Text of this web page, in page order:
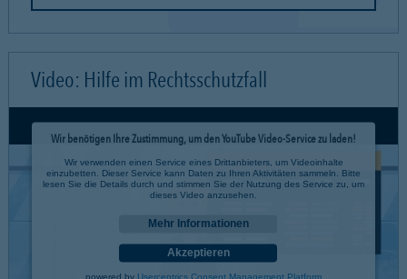
Video: Hilfe im Rechtsschutzfall
Wir benötigen Ihre Zustimmung, um den YouTube Video-Service zu laden!
Wir verwenden einen Service eines Drittanbieters, um Videoinhalte
einzubetten. Dieser Service kann Daten zu Ihren Aktivitäten sammeln. Bitte
lesen Sie die Details durch und stimmen Sie der Nutzung des Service zu, um
dieses Video anzusehen.
Mehr Informationen
Akzeptieren
powered by Usercentrics Consent Management Platform